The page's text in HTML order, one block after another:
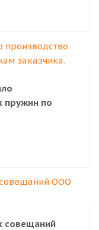
пружин по
совещаний